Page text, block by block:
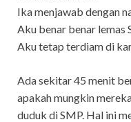
Ika menjawab dengan
Aku benar benar lemas
Aku tetap terdiam di
Ada sekitar 45 menit
apakah mungkin
duduk di SMP. Hal ini